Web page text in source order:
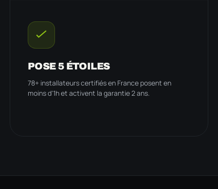
POSE 5 ÉTOILES
78+ installateurs certifiés en France posent en
moins d'1h et activent la garantie 2 ans.